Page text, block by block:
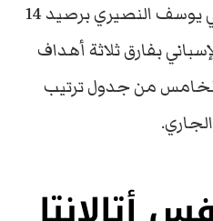
بينما يأتي اللاعب المغربي يوسف النصيري برصيد 14
بفارق ثلاثة أهداف
من جدول ترتيب